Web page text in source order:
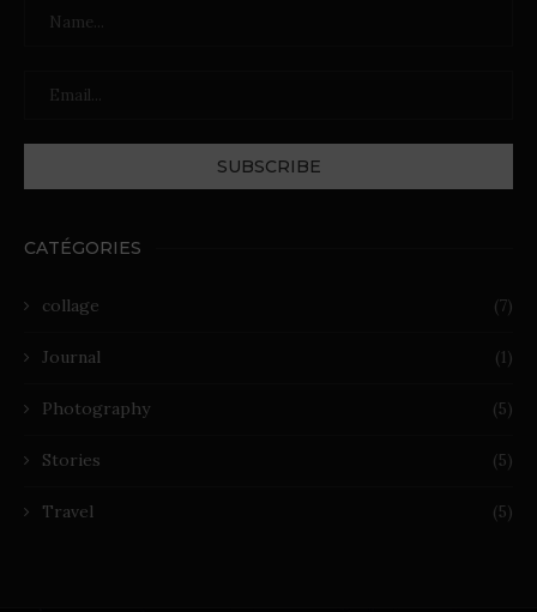
CATÉGORIES
collage (7)
Journal (1)
Photography (5)
Stories (5)
Travel (5)